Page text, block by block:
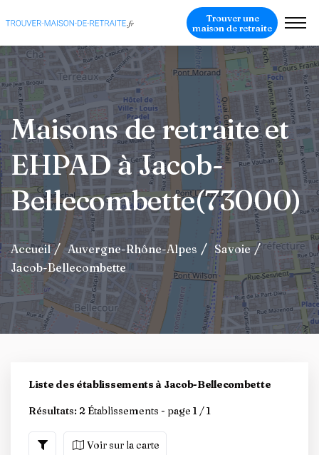
Trouver une
maison de retraite
Maisons de retraite et
EHPAD à Jacob-
Bellecombette(73000)
Accueil Auvergne-Rhône-Alpes
Savoie
Jacob-Bellecombette
Liste des établissements à Jacob-Bellecombette
Résultats: 2 Établissements - page 1 / 1
Voir sur la carte